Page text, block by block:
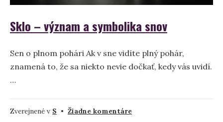
Sklo – význam a symbolika snov
Sen o plnom pohári Ak v sne vidíte plný pohár,
znamená to, že sa niekto nevie dočkať, kedy vás uvidí.
…
Zverejnené v S • Žiadne komentárena